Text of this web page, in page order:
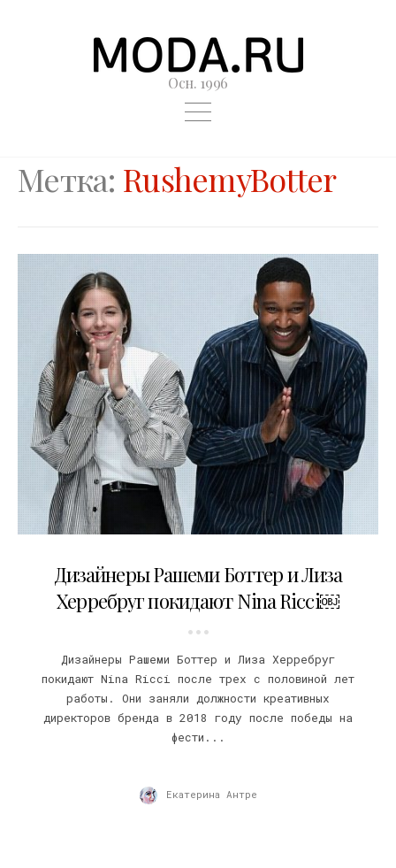
Осн. 1996
Метка: RushemyBotter
Дизайнеры Рашеми Боттер и Лиза
Херребруг покидают Nina Ricci￼
Дизайнеры Рашеми Боттер и Лиза Херребруг
покидают Nina Ricci после трех с половиной лет
работы. Они заняли должности креативных
директоров бренда в 2018 году после победы на
фести...
Екатерина Антре